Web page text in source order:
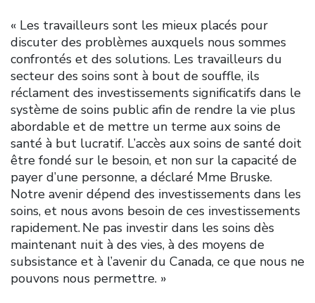
« Les travailleurs sont les mieux placés pour
discuter des problèmes auxquels nous sommes
confrontés et des solutions. Les travailleurs du
secteur des soins sont à bout de souffle, ils
réclament des investissements significatifs dans le
système de soins public afin de rendre la vie plus
abordable et de mettre un terme aux soins de
santé à but lucratif. L’accès aux soins de santé doit
être fondé sur le besoin, et non sur la capacité de
payer d’une personne, a déclaré Mme Bruske.
Notre avenir dépend des investissements dans les
soins, et nous avons besoin de ces investissements
rapidement. Ne pas investir dans les soins dès
maintenant nuit à des vies, à des moyens de
subsistance et à l’avenir du Canada, ce que nous ne
pouvons nous permettre. »